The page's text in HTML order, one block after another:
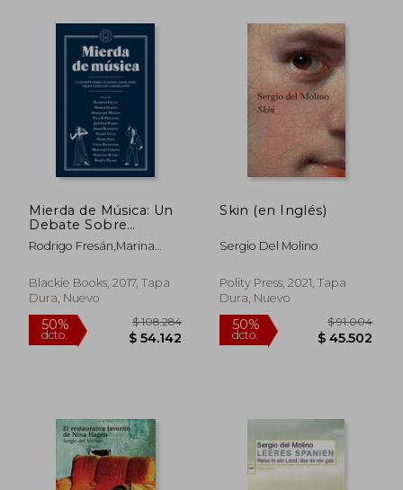
50%
dcto.
$ 91.133 50%
dcto.
Mierda de Música: Un
Debate Sobre
Clasismo, Amor, Odio
y Buen Gusto en la
Rodrigo Fresán,Marina
Molino,Marta Sanz,Nacho
Vegas
Blackie Books, 2017, Tapa
Dura, Nuevo
Skin (en Inglés)
Sergio Del Molino
Polity Press, 2021, Tapa
Dura, Nuevo